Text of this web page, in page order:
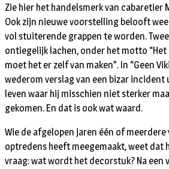
Zie hier het handelsmerk van cabaretier
Ook zijn nieuwe voorstelling belooft
vol stuiterende grappen te worden.
ontiegelijk lachen, onder het motto “Het
moet het er zelf van maken”. In “Geen
wederom verslag van een bizar
leven waar hij misschien niet sterker
gekomen. En dat is ook wat waard.
Wie de afgelopen jaren één of
optredens heeft meegemaakt, weet dat
vraag: wat wordt het decorstuk? Na een